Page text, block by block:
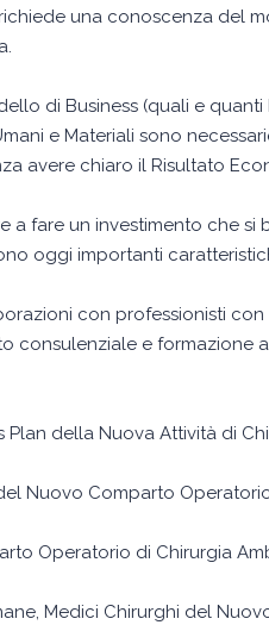
una conoscenza del
di Business (quali e
e Materiali sono
avere chiaro il Risultato
a fare un investimento che
oggi importanti
con professionisti
consulenziale e formazione
Plan della Nuova Attività di
Nuovo Comparto
Operatorio di Chirurgia
Medici Chirurghi del